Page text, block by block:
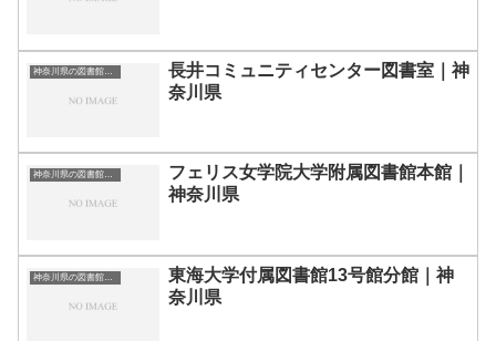
神奈川県の図書館｜勉強できる場所
長井コミュニティセンター図書室｜神
奈川県
神奈川県の図書館｜勉強できる場所
フェリス女学院大学附属図書館本館｜
神奈川県
神奈川県の図書館｜勉強できる場所
東海大学付属図書館13号館分館｜神
奈川県